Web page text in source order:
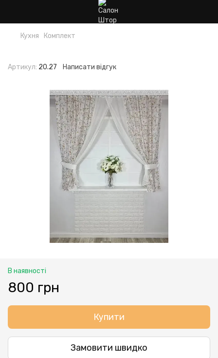
Кухня Комплект
Артикул: 20.27 Написати відгук
В наявності
800 грн
Купити
Замовити швидко